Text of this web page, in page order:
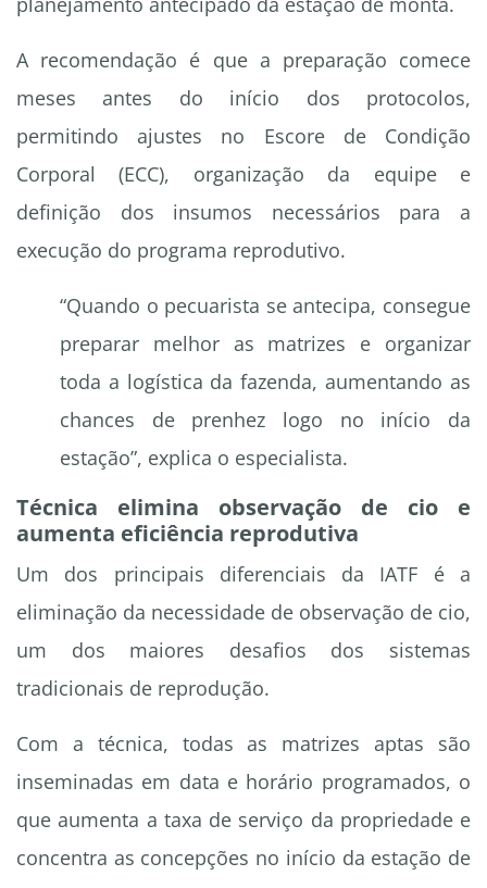
A recomendação é que a preparação comece
meses antes do início dos protocolos,
permitindo ajustes no Escore de Condição
Corporal (ECC), organização da equipe e
definição dos insumos necessários para a
execução do programa reprodutivo.
“Quando o pecuarista se antecipa, consegue
preparar melhor as matrizes e organizar
toda a logística da fazenda, aumentando as
chances de prenhez logo no início da
estação”, explica o especialista.
Técnica elimina observação de cio e
aumenta eficiência reprodutiva
Um dos principais diferenciais da IATF é a
eliminação da necessidade de observação de cio,
um dos maiores desafios dos sistemas
tradicionais de reprodução.
Com a técnica, todas as matrizes aptas são
inseminadas em data e horário programados, o
que aumenta a taxa de serviço da propriedade e
concentra as concepções no início da estação de